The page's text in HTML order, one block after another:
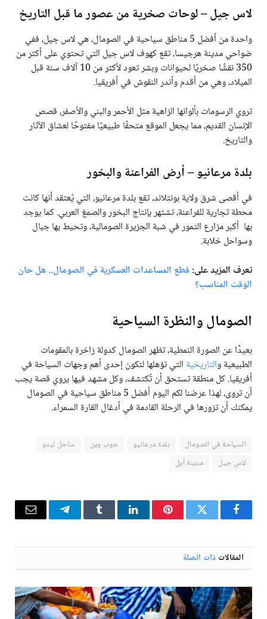
لاس جيل – لوحات صخرية من عصور ما قبل التاريخ
واحدة من أفضل 5 مناطق سياحية في الصومال، هي لاس جيل، ففي
ضواحي مدينة هرجيسا، تقع كهوف لاس جيل التي تحتوي على أكثر من
350 نقشًا صخريًا لحيوانات وبشر تعود لأكثر من 10 آلاف سنة قبل
الميلاد، وهي من أقدم وأندر النقوش في أفريقيا.
تروي الرسومات بألوانها الزاهية مثل الأحمر والبني والأصفر، قصص
الإنسان القديم، مما يجعل الموقع متحفًا طبيعيًا مفتوحًا لعشاق الآثار
والتاريخ.
بلدة مرعانيو – أرض الفراعنة والبخور
في أقصى شرق ولاية بونتلاند، تقع بلدة مرعانيو، التي يُعتقد أنها كانت
محطة تجارية للفراعنة، تشتهر بإنتاج البخور والصمغ العربي. كما يوجد
بها أكبر مزارع التمور في شبة الجزيرة الصومالية، وتحيط بها جبال
وسواحل خلابة.
تعرف المزيد على: قطع المساعدات العسكرية في الصومال.. هل حان
الوقت المناسب؟
الصومال والنظرة السياحية
بعيدًا عن الصورة النمطية، تظهر الصومال كدولة زاخرة بالمقومات
الطبيعية والتاريخية التي تؤهلها لتكون إحدى أهم وجهات السياحة في
أفريقيا. كل منطقة تستحق أن تُكتشف، وكل مشهد فيها يروي قصة يجب
أن تروى، لهذا عرضنا لكم اليوم أفضل 5 مناطق سياحية في الصومال
يمكنك أن تزورها في الرحلة القادمة في أدغال القارة السمراء.
السياحة في الصومال بلدة مرعانيو جوب وين
ساحل ليدو
لاس جيل
مدينة أيل
فيسبوكتويتر بينتيريستلينكدإن Tumblr تيلقرام البريد
المقالات ذات الصلة